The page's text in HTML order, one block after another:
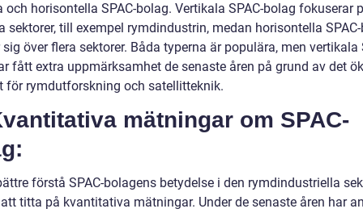
och horisontella SPAC-bolag. Vertikala SPAC-bolag fokuserar
sektorer, till exempel rymdindustrin, medan horisontella
över flera sektorer. Båda typerna är populära, men vertikala
fått extra uppmärksamhet de senaste åren på grund av det
för rymdutforskning och satellitteknik.
mätningar om SPAC-
förstå SPAC-bolagens betydelse i den rymdindustriella
titta på kvantitativa mätningar. Under de senaste åren har